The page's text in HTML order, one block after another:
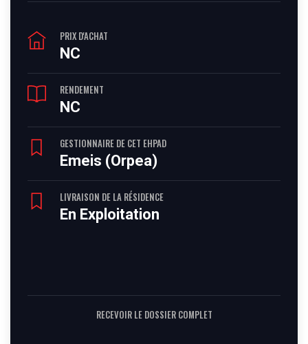
PRIX D'ACHAT
NC
RENDEMENT
NC
GESTIONNAIRE DE CET EHPAD
Emeis (Orpea)
LIVRAISON DE LA RÉSIDENCE
En Exploitation
RECEVOIR LE DOSSIER COMPLET